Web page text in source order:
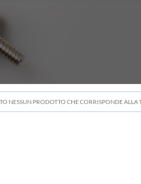
NESSUN PRODOTTO CHE CORRISPONDE ALLA